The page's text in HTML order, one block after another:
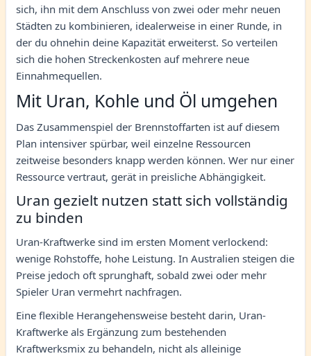
sich, ihn mit dem Anschluss von zwei oder mehr neuen
Städten zu kombinieren, idealerweise in einer Runde, in
der du ohnehin deine Kapazität erweiterst. So verteilen
sich die hohen Streckenkosten auf mehrere neue
Einnahmequellen.
Mit Uran, Kohle und Öl umgehen
Das Zusammenspiel der Brennstoffarten ist auf diesem
Plan intensiver spürbar, weil einzelne Ressourcen
zeitweise besonders knapp werden können. Wer nur einer
Ressource vertraut, gerät in preisliche Abhängigkeit.
Uran gezielt nutzen statt sich vollständig
zu binden
Uran-Kraftwerke sind im ersten Moment verlockend:
wenige Rohstoffe, hohe Leistung. In Australien steigen die
Preise jedoch oft sprunghaft, sobald zwei oder mehr
Spieler Uran vermehrt nachfragen.
Eine flexible Herangehensweise besteht darin, Uran-
Kraftwerke als Ergänzung zum bestehenden
Kraftwerksmix zu behandeln, nicht als alleinige